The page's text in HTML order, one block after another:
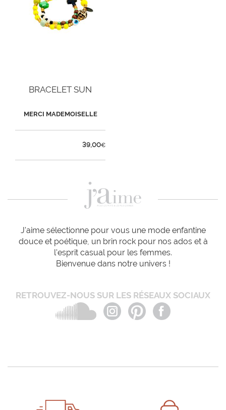
BRACELET SUN
MERCI MADEMOISELLE
39,00€
J'aime sélectionne pour vous une mode enfantine
douce et poétique, un brin rock pour nos ados et à
l'esprit casual pour les femmes.
Bienvenue dans notre univers !
RETROUVEZ-NOUS SUR LES RÉSEAUX SOCIAUX